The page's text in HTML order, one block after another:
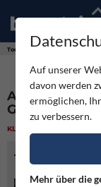
Touren
KLETTERN
TOURENINFO
Auf unserer
davon werden
ermöglichen,
zu verbessern.
Mehr über die